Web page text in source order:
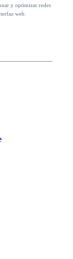
y optimizar redes
web.